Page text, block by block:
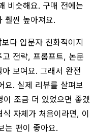
비슷해요. 구매 전에는
훨씬 높아져요.
다 입문자 친화적이지
고 전략, 프롬프트, 논문
보여요. 그래서 완전
요. 실제 리뷰를 살펴보
이 조금 더 있었으면 좋겠
자체가 처음이라면, 이
는 편이 좋아요.